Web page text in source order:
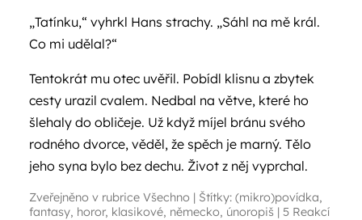
„Tatínku,“ vyhrkl Hans strachy. „Sáhl na mě král.
Co mi udělal?“
Tentokrát mu otec uvěřil. Pobídl klisnu a zbytek
cesty urazil cvalem. Nedbal na větve, které ho
šlehaly do obličeje. Už když míjel bránu svého
rodného dvorce, věděl, že spěch je marný. Tělo
jeho syna bylo bez dechu. Život z něj vyprchal.
Zveřejněno v rubrice Všechno | Štítky: (mikro)povídka,
fantasy, horor, klasikové, německo, únoropiš | 5 Reakcí